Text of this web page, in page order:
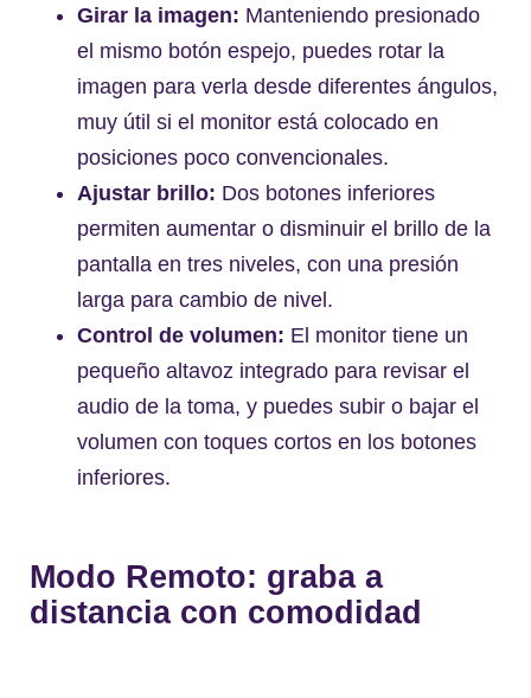
Girar la imagen: Manteniendo presionado
el mismo botón espejo, puedes rotar la
imagen para verla desde diferentes ángulos,
muy útil si el monitor está colocado en
posiciones poco convencionales.
Ajustar brillo: Dos botones inferiores
permiten aumentar o disminuir el brillo de la
pantalla en tres niveles, con una presión
larga para cambio de nivel.
Control de volumen: El monitor tiene un
pequeño altavoz integrado para revisar el
audio de la toma, y puedes subir o bajar el
volumen con toques cortos en los botones
inferiores.
Modo Remoto: graba a
distancia con comodidad